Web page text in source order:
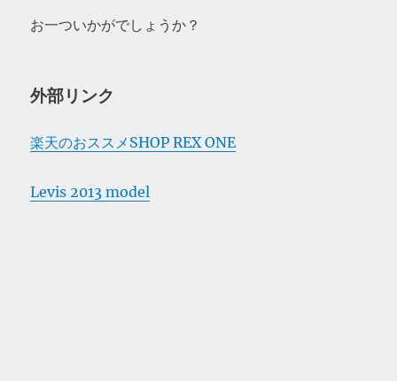
お一ついかがでしょうか？
外部リンク
楽天のおススメSHOP REX ONE
Levis 2013 model